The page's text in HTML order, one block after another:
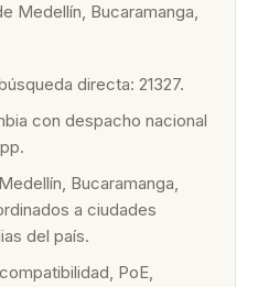
Medellín, Bucaramanga,
directa: 21327.
con despacho nacional
Bucaramanga,
a ciudades
del país.
PoE,